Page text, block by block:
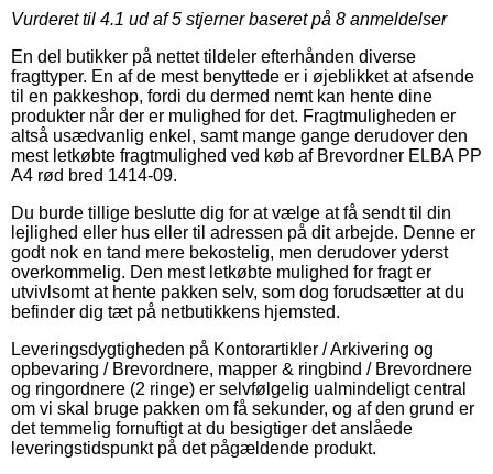
Vurderet til 4.1 ud af 5 stjerner baseret på 8 anmeldelser
En del butikker på nettet tildeler efterhånden diverse
fragttyper. En af de mest benyttede er i øjeblikket at afsende
til en pakkeshop, fordi du dermed nemt kan hente dine
produkter når der er mulighed for det. Fragtmuligheden er
altså usædvanlig enkel, samt mange gange derudover den
mest letkøbte fragtmulighed ved køb af Brevordner ELBA PP
A4 rød bred 1414-09.
Du burde tillige beslutte dig for at vælge at få sendt til din
lejlighed eller hus eller til adressen på dit arbejde. Denne er
godt nok en tand mere bekostelig, men derudover yderst
overkommelig. Den mest letkøbte mulighed for fragt er
utvivlsomt at hente pakken selv, som dog forudsætter at du
befinder dig tæt på netbutikkens hjemsted.
Leveringsdygtigheden på Kontorartikler / Arkivering og
opbevaring / Brevordnere, mapper & ringbind / Brevordnere
og ringordnere (2 ringe) er selvfølgelig ualmindeligt central
om vi skal bruge pakken om få sekunder, og af den grund er
det temmelig fornuftigt at du besigtiger det anslåede
leveringstidspunkt på det pågældende produkt.